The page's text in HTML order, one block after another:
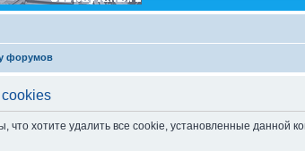
форумов
что хотите удалить все cookie, установленные данной